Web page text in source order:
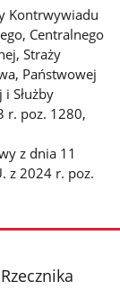
Kontrwywiadu
Centralnego
Straży
Państwowej
Służby
r. poz. 1280,
z dnia 11
z 2024 r. poz.